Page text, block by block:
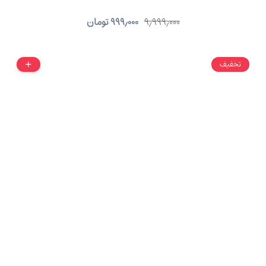
۹٫۹۹۹٫۰۰۰ ۹۹۹٫۰۰۰تومان
تخفیف